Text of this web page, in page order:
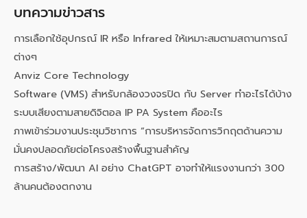
บทความข่าวสาร
การเลือกใช้อุปกรณ์ IR หรือ Infrared ให้เหมาะสมตามสถานการณ์
ต่างๆ
Anviz Core Technology
Software (VMS) สำหรับกล้องวงจรปิด กับ Server ทำอะไรได้บ้าง
ระบบเสียงตามสายดิจิตอล IP PA System คืออะไร
ภาพเข้าร่วมงานประชุมวิชาการ “การบริหารจัดการวิกฤตด้านความ
มั่นคงปลอดภัยต่อโครงสร้างพื้นฐานสำคัญ
การสร้าง/พัฒนา AI อย่าง ChatGPT อาจทำให้แรงงานกว่า 300
ล้านคนต้องตกงาน